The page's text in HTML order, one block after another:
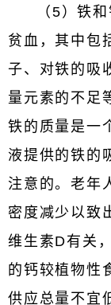
（5）铁
贫血，其中包
子、对铁的吸
量元素的不足
铁的质量是一
液提供的铁的
注意的。老年
密度减少以致
维生素D有关
的钙较植物性
供应总量不宜